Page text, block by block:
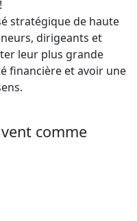
stratégique de haute
dirigeants et
leur plus grande
financière et avoir une
comme